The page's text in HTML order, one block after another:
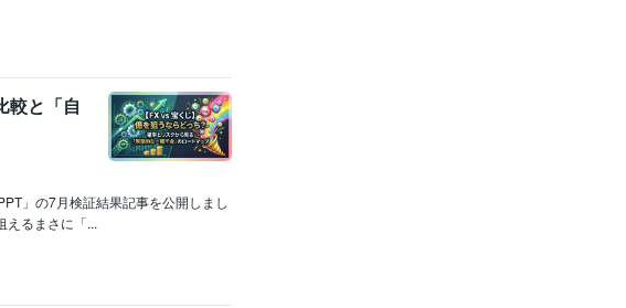
較と「自
」の7月検証結果記事を公開しまし
えるまさに「...